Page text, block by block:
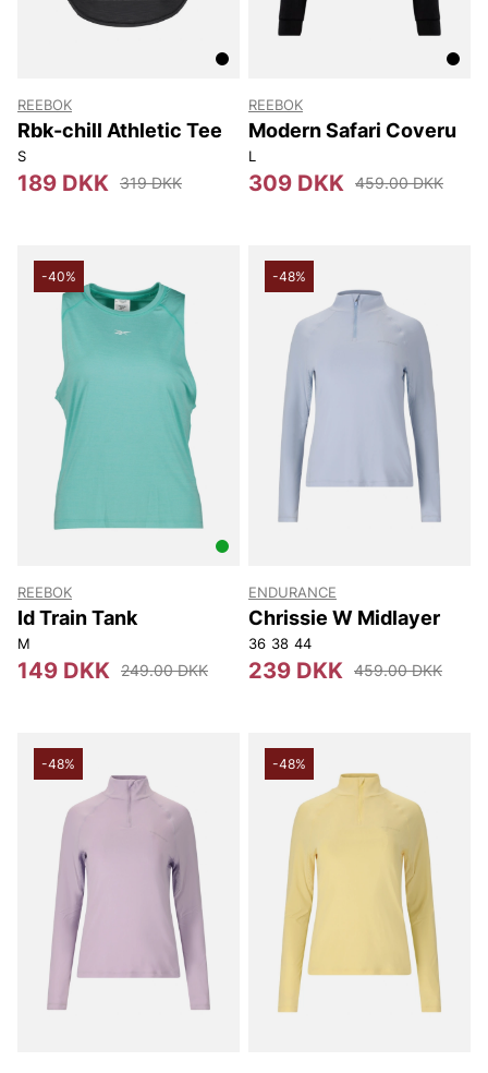
REEBOK
Rbk-chill Athletic Tee
S
189 DKK 319 DKK
REEBOK
Modern Safari Coveru
L
309 DKK 459.00 DKK
-40%
REEBOK
Id Train Tank
M
149 DKK 249.00 DKK
-48%
ENDURANCE
Chrissie W Midlayer
36 38 44
239 DKK 459.00 DKK
-48% -48%